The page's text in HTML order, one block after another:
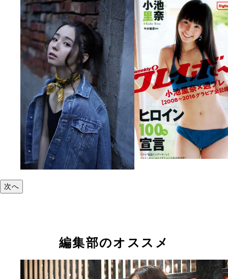
次へ
編集部のオススメ